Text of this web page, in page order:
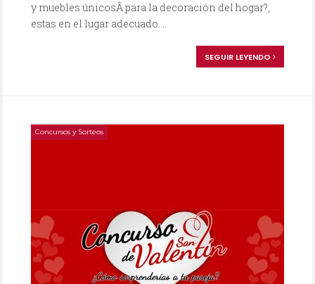
y muebles únicosÂ para la decoración del hogar?,
estas en el lugar adecuado....
SEGUIR LEYENDO
Concursos y Sorteos